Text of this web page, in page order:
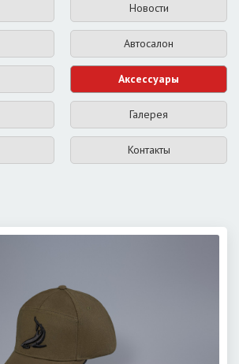
Новости
Автосалон
Аксессуары
Галерея
Контакты